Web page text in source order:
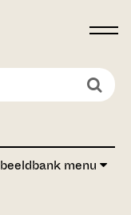
beeldbank menu